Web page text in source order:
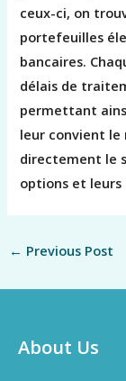
ceux-ci, on
portefeuilles
bancaires.
délais de
permettant
leur convient le
directement le
options et leurs
← Previous Post
About Us